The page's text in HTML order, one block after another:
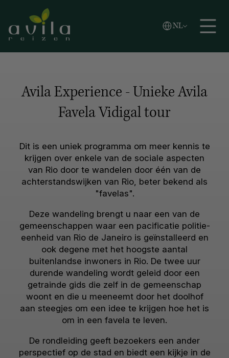
Zoeken
NL
Vlaams
English
Avila Experience - Unieke Avila
Favela Vidigal tour
Dit is een uniek programma om meer kennis te
krijgen over enkele van de sociale aspecten
van Rio door te wandelen door één van de
achterstandswijken van Rio, beter bekend als
"favelas".
Deze wandeling brengt u naar een van de
gemeenschappen waar een pacificatie politie-
eenheid van Rio de Janeiro is geïnstalleerd en
ook degene met het hoogste aantal
buitenlandse inwoners in Rio. De twee uur
durende wandeling wordt geleid door een
getrainde gids die zelf in de gemeenschap
woont en die u meeneemt door het doolhof
aan steegjes om een ​​idee te krijgen hoe het is
om in een favela te leven.
De rondleiding geeft bezoekers een ander
perspectief op de stad en biedt een kijkje in de